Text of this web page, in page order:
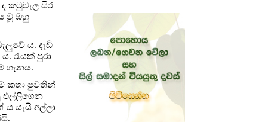
කටුවැල සිර
වූ ඔහු
ය. දැඩි
රැයක් පුරා
ගැනය.
කතා පුවතින්
එල්ලීගෙන
යැයි අල්ලා